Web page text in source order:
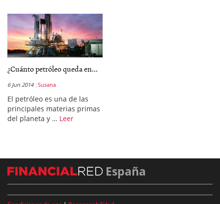
¿Cuánto petróleo queda en...
6 Jun 2014 Susana
El petróleo es una de las
principales materias primas
del planeta y … Leer
España